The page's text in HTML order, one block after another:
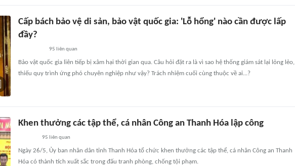
Cấp bách bảo vệ di sản, bảo vật quốc gia: 'Lỗ hổng' nào cần được lấp
đầy?
95 liên quan
Bảo vật quốc gia liên tiếp bị xâm hại thời gian qua. Câu hỏi đặt ra là vì sao hệ thống giám sát lại lỏng lẻo,
thiếu quy trình ứng phó chuyên nghiệp như vậy? Trách nhiệm cuối cùng thuộc về ai...?
Khen thưởng các tập thể, cá nhân Công an Thanh Hóa lập công
95 liên quan
Ngày 26/5, Ủy ban nhân dân tỉnh Thanh Hóa tổ chức khen thưởng các tập thể, cá nhân Công an Thanh
Hóa có thành tích xuất sắc trong đấu tranh phòng, chống tội phạm.